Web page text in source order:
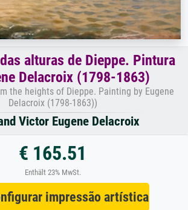
alturas de Dieppe. Pintura
Delacroix (1798-1863)
the heights of Dieppe. Painting by Eugene
Delacroix (1798-1863))
Victor Eugene Delacroix
€ 165.51
Enthält 23% MwSt.
impressão artística